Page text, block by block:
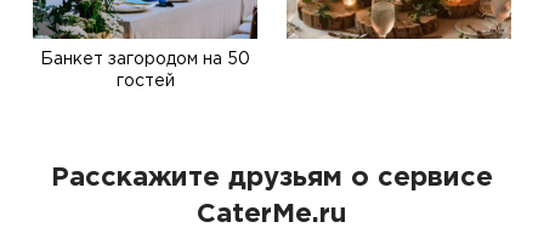
Банкет загородом на 50
гостей
Расскажите друзьям о сервисе
CaterMe.ru